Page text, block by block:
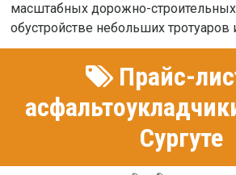
масштабных дорожно-строительных
обустройстве небольших
Прайс-
Сургуте